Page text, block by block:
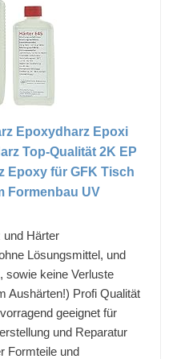
Epoxydharz Epoxi
Top-Qualität 2K EP
Epoxy für GFK Tisch
Formenbau UV
und Härter
Lösungsmittel, und
sowie keine Verluste
Aushärten!) Profi Qualität
geeignet für
und Reparatur
Formteile und